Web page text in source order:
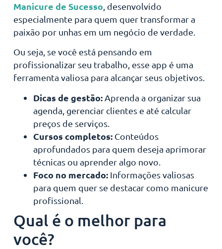
Manicure de Sucesso , desenvolvido
especialmente para quem quer transformar a
paixão por unhas em um negócio de verdade.
Ou seja, se você está pensando em
profissionalizar seu trabalho, esse app é uma
ferramenta valiosa para alcançar seus objetivos.
Dicas de gestão:Aprenda a organizar sua
agenda, gerenciar clientes e até calcular
preços de serviços.
Cursos completos:Conteúdos
aprofundados para quem deseja aprimorar
técnicas ou aprender algo novo.
Foco no mercado:Informações valiosas
para quem quer se destacar como manicure
profissional.
Qual é o melhor para
você?